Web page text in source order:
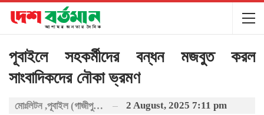
পূবাইলে সহকর্মীদের বন্ধন মজবুত করল
সাংবাদিকদের নৌকা ভ্রমণ
মোঃলিটন ,পূবাইল (গাজীপুর) প্রতিনিধি: 2 August, 2025 7:11 pm